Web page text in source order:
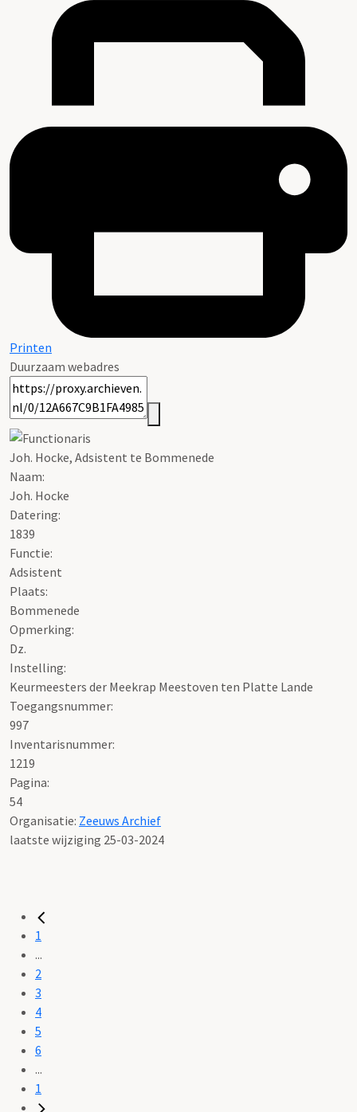
Printen
Duurzaam webadres
Joh. Hocke, Adsistent te Bommenede
Naam:
Joh. Hocke
Datering:
1839
Functie:
Adsistent
Plaats:
Bommenede
Opmerking:
Dz.
Instelling:
Keurmeesters der Meekrap Meestoven ten Platte Lande
Toegangsnummer:
997
Inventarisnummer:
1219
Pagina:
54
Organisatie: Zeeuws Archief
laatste wijziging 25-03-2024
1
...
2
3
4
5
6
...
1